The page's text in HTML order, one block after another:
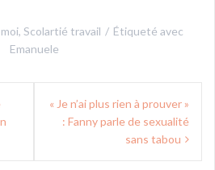
, Scolartié travail
Étiqueté avec
Emanuele
« Je n’ai plus rien à prouver »
: Fanny parle de sexualité
sans tabou